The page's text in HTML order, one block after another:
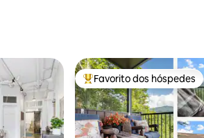
apreciados Favoritos dos hóspedes
Favorito dos hóspedes